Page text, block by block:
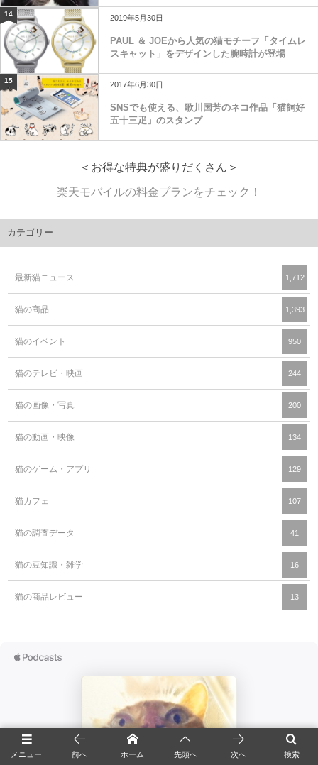
14 2019年5月30日
PAUL ＆ JOEから人気の猫モチーフ「タイムレ
スキャット」をデザインした腕時計が登場
15 2017年6月30日
SNSでも使える、歌川国芳のネコ作品「猫飼好
五十三疋」のスタンプ
＜お得な特典が盛りだくさん＞
楽天モバイルの料金プランをチェック！
カテゴリー
最新猫ニュース 1,712
猫の商品 1,393
猫のイベント 950
猫のテレビ・映画 244
猫の画像・写真 200
猫の動画・映像 134
猫のゲーム・アプリ 129
猫カフェ 107
猫の調査データ 41
猫の豆知識・雑学 16
猫の商品レビュー 13
メニュー 検索
前へ ホーム 先頭へ 次へ